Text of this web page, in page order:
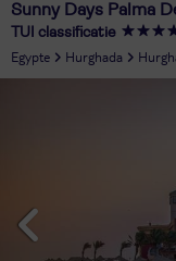
Sunny Days Palma
TUI classificatie
Egypte Hurghada